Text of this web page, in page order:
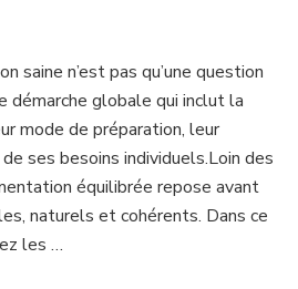
saine n’est pas qu’une question
démarche globale qui inclut la
mode de préparation, leur
ses besoins individuels.Loin des
équilibrée repose avant
naturels et cohérents. Dans ce
les …